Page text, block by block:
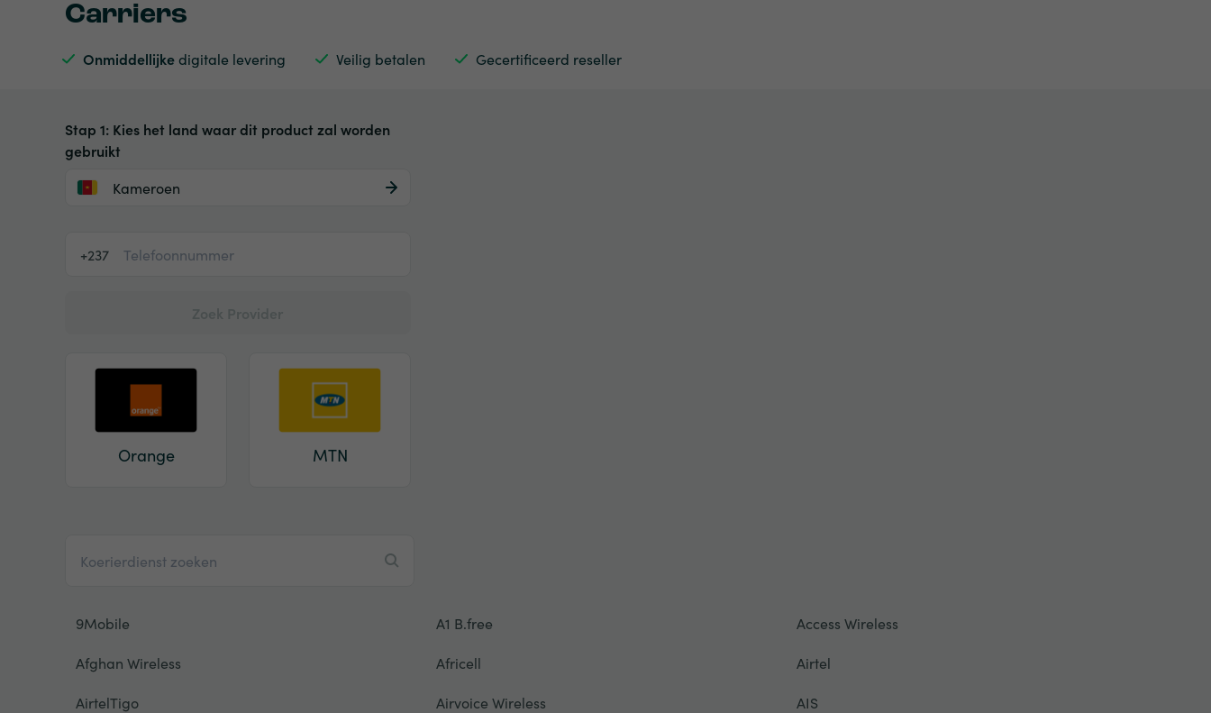
Carriers
Onmiddellijke digitale levering Veilig betalen Gecertificeerd reseller
Stap 1: Kies het land waar dit product zal worden
gebruikt
Kameroen
+237
Orange MTN
9Mobile A1 B.free
Access Wireless
Afghan Wireless
Africell
Airtel
AirtelTigo
Airvoice Wireless
AIS